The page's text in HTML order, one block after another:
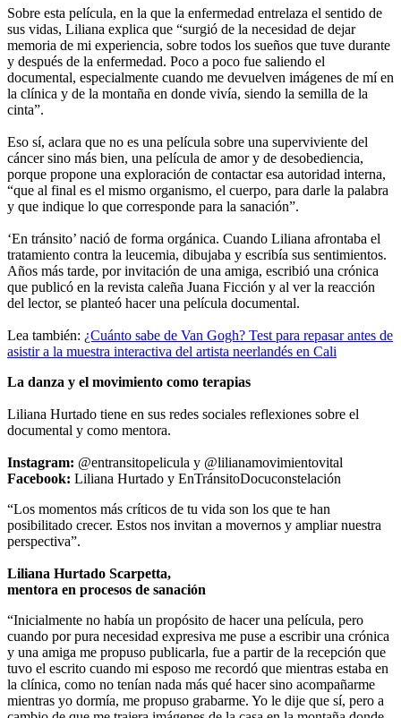
Sobre esta película, en la que la enfermedad entrelaza el sentido de
sus vidas, Liliana explica que “surgió de la necesidad de dejar
memoria de mi experiencia, sobre todos los sueños que tuve durante
y después de la enfermedad. Poco a poco fue saliendo el
documental, especialmente cuando me devuelven imágenes de mí en
la clínica y de la montaña en donde vivía, siendo la semilla de la
cinta”.
Eso sí, aclara que no es una película sobre una superviviente del
cáncer sino más bien, una película de amor y de desobediencia,
porque propone una exploración de contactar esa autoridad interna,
“que al final es el mismo organismo, el cuerpo, para darle la palabra
y que indique lo que corresponde para la sanación”.
‘En tránsito’ nació de forma orgánica. Cuando Liliana afrontaba el
tratamiento contra la leucemia, dibujaba y escribía sus sentimientos.
Años más tarde, por invitación de una amiga, escribió una crónica
que publicó en la revista caleña Juana Ficción y al ver la reacción
del lector, se planteó hacer una película documental.
Lea también: ¿Cuánto sabe de Van Gogh? Test para repasar antes de
asistir a la muestra interactiva del artista neerlandés en Cali
La danza y el movimiento como terapias
Liliana Hurtado tiene en sus redes sociales reflexiones sobre el
documental y como mentora.
Instagram: @entransitopelicula y @lilianamovimientovital
Facebook: Liliana Hurtado y EnTránsitoDocuconstelación
“Los momentos más críticos de tu vida son los que te han
posibilitado crecer. Estos nos invitan a movernos y ampliar nuestra
perspectiva”.
Liliana Hurtado Scarpetta,
mentora en procesos de sanación
“Inicialmente no había un propósito de hacer una película, pero
cuando por pura necesidad expresiva me puse a escribir una crónica
y una amiga me propuso publicarla, fue a partir de la recepción que
tuvo el escrito cuando mi esposo me recordó que mientras estaba en
la clínica, como no tenían nada más qué hacer sino acompañarme
mientras yo dormía, me propuso grabarme. Yo le dije que sí, pero a